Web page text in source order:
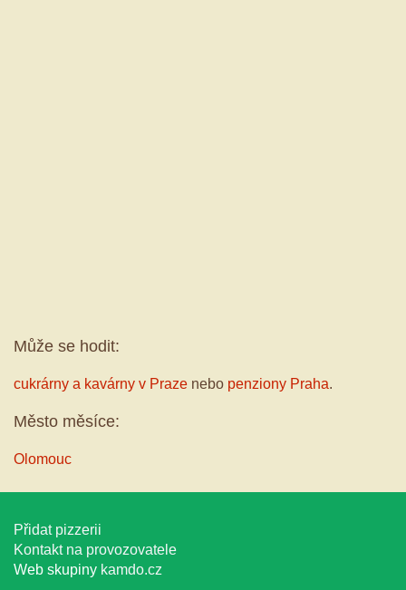
Může se hodit:
cukrárny a kavárny v Praze nebo penziony Praha.
Město měsíce:
Olomouc
Přidat pizzerii
Kontakt na provozovatele
Web skupiny kamdo.cz